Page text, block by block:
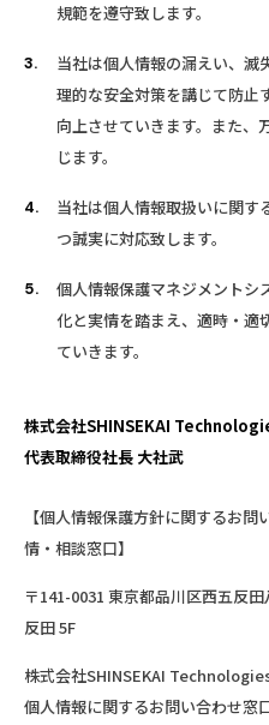
規範を遵守致します。
当社は個人情報の漏えい、滅
理的な安全対策を講じて防止
向上させていきます。また、
じます。
当社は個人情報取扱いに関す
つ誠実に対応致します。
個人情報保護マネジメントシ
化と実情を踏まえ、適時・適
ていきます。
株式会社SHINSEKAI
代表取締役社長 大社武
【個人情報保護方針に関するお
情・相談窓口】
〒141-0031 東京都品川区西五反
反田 5F
株式会社SHINSEKAI
個人情報に関するお問い合わせ窓